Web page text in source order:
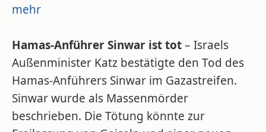
mehr
Hamas-Anführer Sinwar ist tot– Israels
Außenminister Katz bestätigte den Tod des
Hamas-Anführers Sinwar im Gazastreifen.
Sinwar wurde als Massenmörder
beschrieben. Die Tötung könnte zur